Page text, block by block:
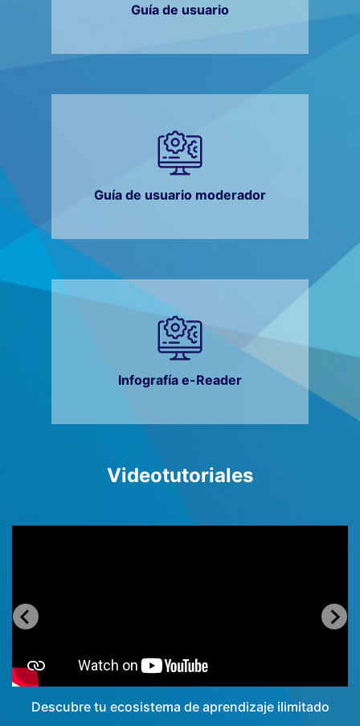
Guía de usuario
Guía de usuario moderador
Infografía e-Reader
Videotutoriales
Descubre tu ecosistema de aprendizaje ilimitado